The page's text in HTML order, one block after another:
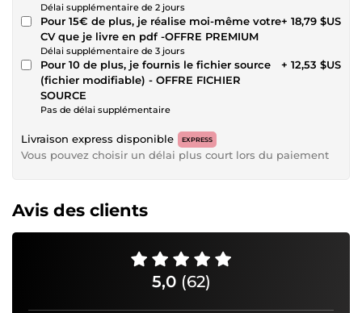
Délai supplémentaire de 2 jours
Pour 15€ de plus, je réalise moi-même votre
CV que je livre en pdf -OFFRE PREMIUM
Délai supplémentaire de 3 jours
+ 18,79 $US
Pour 10 de plus, je fournis le fichier source
(fichier modifiable) - OFFRE FICHIER
SOURCE
Pas de délai supplémentaire
+ 12,53 $US
Livraison express disponible EXPRESS
Vous pouvez choisir un délai plus court lors du paiement
Avis des clients
5,0 (62)